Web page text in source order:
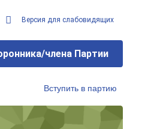
Версия для слабовидящих
члена Партии
Вступить в партию